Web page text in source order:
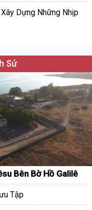
Dựng Những Nhịp
Sử
Bên Bờ Hồ Galilê
Tập